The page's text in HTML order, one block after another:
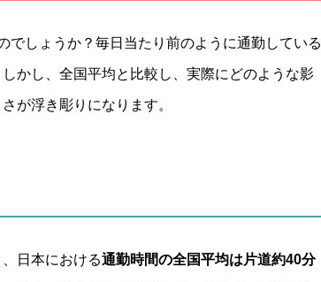
しょうか？毎日当たり前のように通勤している
かし、全国平均と比較し、実際にどのような影
が浮き彫りになります。
日本における通勤時間の全国平均は片道約40分